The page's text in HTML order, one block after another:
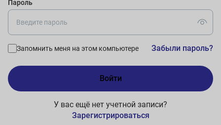
Пароль
Запомнить меня на этом компьютере Забыли пароль?
У вас ещё нет учетной записи?
Зарегистрироваться